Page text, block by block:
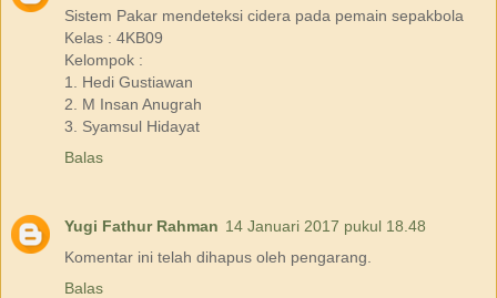
Sistem Pakar mendeteksi cidera pada pemain sepakbola
Kelas : 4KB09
Kelompok :
1. Hedi Gustiawan
2. M Insan Anugrah
3. Syamsul Hidayat
Balas
Yugi Fathur Rahman 14 Januari 2017 pukul 18.48
Komentar ini telah dihapus oleh pengarang.
Balas